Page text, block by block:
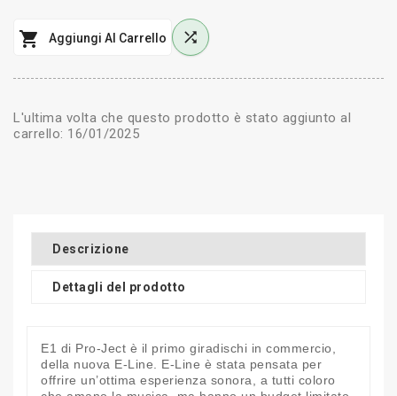
 Aggiungi Al Carrello 
L'ultima volta che questo prodotto è stato aggiunto al
carrello: 16/01/2025
Descrizione
Dettagli del prodotto
E1 di Pro-Ject è il primo giradischi in commercio,
della nuova E-Line. E-Line è stata pensata per
offrire un’ottima esperienza sonora, a tutti coloro